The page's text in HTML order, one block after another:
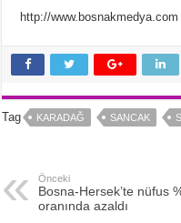
http://www.bosnakmedya.com
Tag KARADAĞ SANCAK
Önceki
Bosna-Hersek’te nüfus
oranında azaldı